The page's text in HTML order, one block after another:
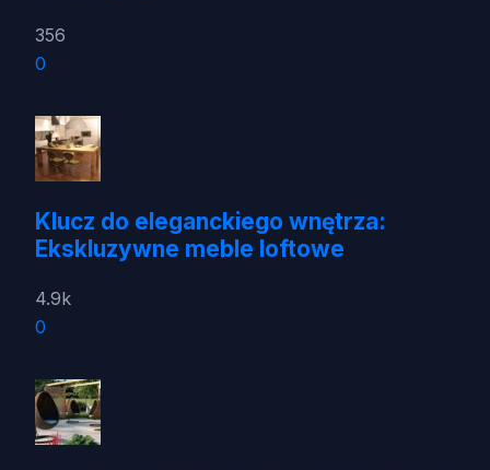
356
0
Klucz do eleganckiego wnętrza:
Ekskluzywne meble loftowe
4.9k
0